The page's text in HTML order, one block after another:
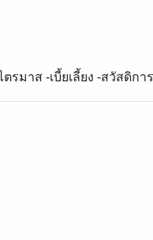
มาส -เบี้ยเลี้ยง -สวัสดิก